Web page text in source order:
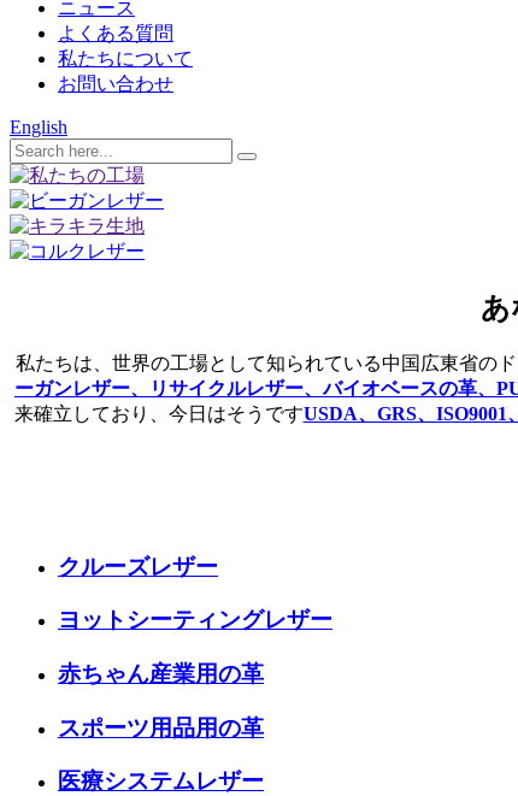
ニュース
よくある質問
私たちについて
お問い合わせ
English
あ
私たちは、世界の工場として知られている中国広東省の
ーガンレザー、リサイクルレザー、バイオベースの革、
来確立しており、今日はそうですUSDA、GRS、ISO9001
クルーズレザー
ヨットシーティングレザー
赤ちゃん産業用の革
スポーツ用品用の革
医療システムレザー